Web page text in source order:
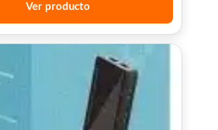
Ver producto